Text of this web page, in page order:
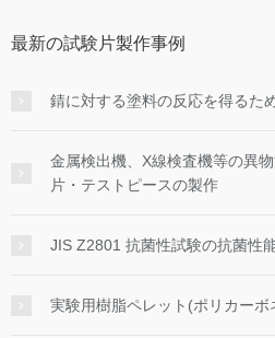
最新の試験片製作事例
錆に対する塗料の反応を得るた
金属検出機、X線検査機等の異
片・テストピースの製作
JIS Z2801 抗菌性試験の抗菌性
実験用樹脂ペレット(ポリカーボ